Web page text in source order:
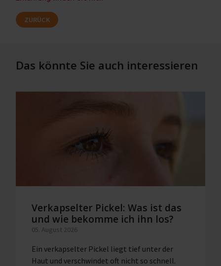
ZURÜCK
Das könnte Sie auch interessieren
Verkapselter Pickel: Was ist das
und wie bekomme ich ihn los?
05. August 2026
Ein verkapselter Pickel liegt tief unter der
Haut und verschwindet oft nicht so schnell.